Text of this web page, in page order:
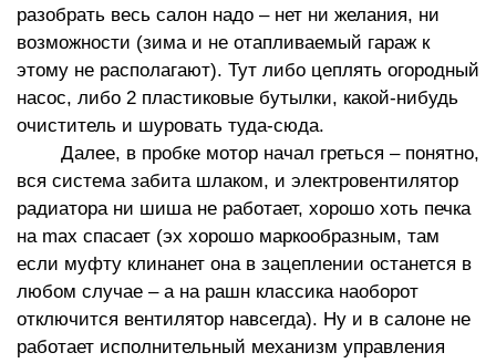
разобрать весь салон надо – нет ни желания, ни
возможности (зима и не отапливаемый гараж к
этому не располагают). Тут либо цеплять огородный
насос, либо 2 пластиковые бутылки, какой-нибудь
очиститель и шуровать туда-сюда.
Далее, в пробке мотор начал греться – понятно,
вся система забита шлаком, и электровентилятор
радиатора ни шиша не работает, хорошо хоть печка
на max спасает (эх хорошо маркообразным, там
если муфту клинанет она в зацеплении останется в
любом случае – а на рашн классика наоборот
отключится вентилятор навсегда). Ну и в салоне не
работает исполнительный механизм управления